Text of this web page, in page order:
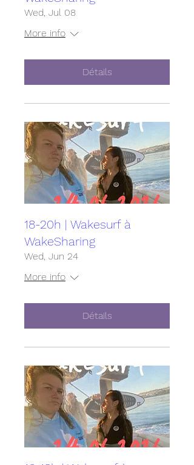
Wed, Jul 08
More info
Détails
18-20h | Wakesurf à
WakeSharing
Wed, Jun 24
More info
Détails